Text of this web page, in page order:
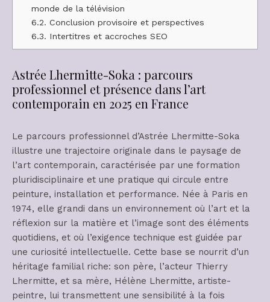
monde de la télévision
6.2. Conclusion provisoire et perspectives
6.3. Intertitres et accroches SEO
Astrée Lhermitte-Soka : parcours
professionnel et présence dans l’art
contemporain en 2025 en France
Le parcours professionnel d’Astrée Lhermitte-Soka
illustre une trajectoire originale dans le paysage de
l’art contemporain, caractérisée par une formation
pluridisciplinaire et une pratique qui circule entre
peinture, installation et performance. Née à Paris en
1974, elle grandi dans un environnement où l’art et la
réflexion sur la matière et l’image sont des éléments
quotidiens, et où l’exigence technique est guidée par
une curiosité intellectuelle. Cette base se nourrit d’un
héritage familial riche: son père, l’acteur Thierry
Lhermitte, et sa mère, Hélène Lhermitte, artiste-
peintre, lui transmettent une sensibilité à la fois